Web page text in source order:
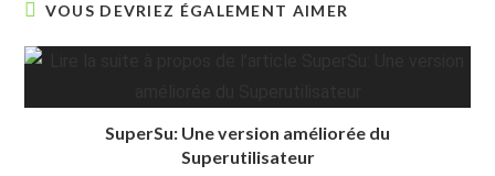
VOUS DEVRIEZ ÉGALEMENT AIMER
SuperSu: Une version améliorée du
Superutilisateur